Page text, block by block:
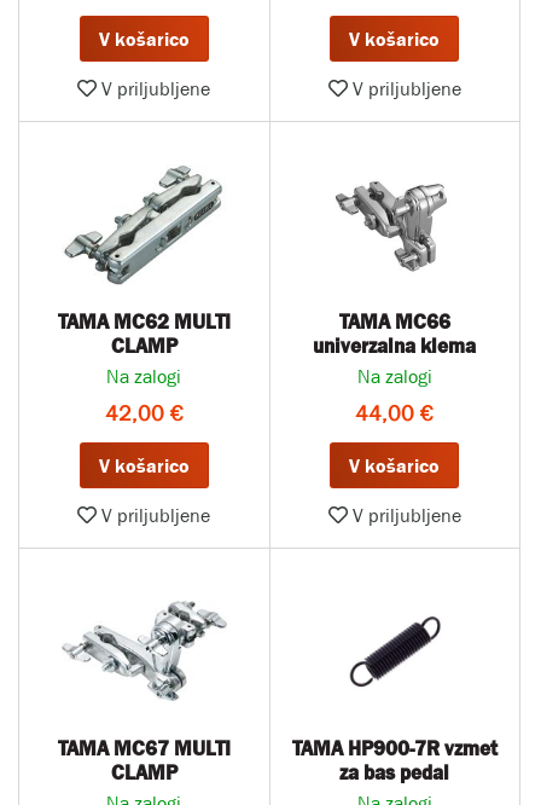
V košarico
V priljubljene
V košarico
V priljubljene
TAMA MC62 MULTI
CLAMP
Na zalogi
42,00 €
V košarico
V priljubljene
TAMA MC66
univerzalna klema
Na zalogi
44,00 €
V košarico
V priljubljene
TAMA MC67 MULTI
CLAMP
TAMA HP900-7R vzmet
za bas pedal